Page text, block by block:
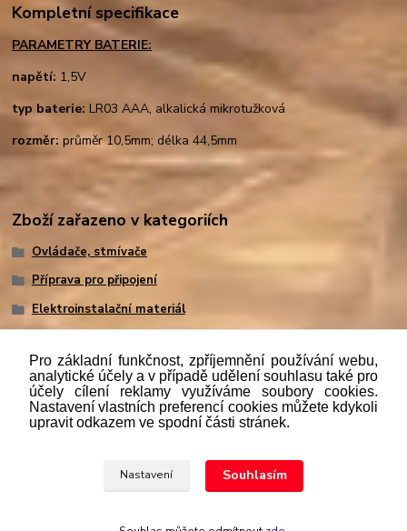
Kompletní specifikace
PARAMETRY BATERIE:
napětí: 1,5V
typ baterie:LR03 AAA, alkalická mikrotužková
rozměr:průměr 10,5mm; délka 44,5mm
Zboží zařazeno v kategoriích
Ovládače, stmívače
Příprava pro připojení
Elektroinstalační materiál
Podlezákona č. 112/mmmmm2016 Sb. o evidenci tržeb je
prodávající povinen vystavit kupujícímu účtenku. Zároveň je
případě technického výpadku pak nejpozději do 48 hodin.“
Upravit sběr cookies.
Pro základní funkčnost, zpříjemnění používání webu,
analytické účely a v případě udělení souhlasu také pro
účely cílení reklamy využíváme soubory cookies.
Nastavení vlastních preferencí cookies můžete kdykoli
upravit odkazem ve spodní části stránek.
Nastavení Souhlasím